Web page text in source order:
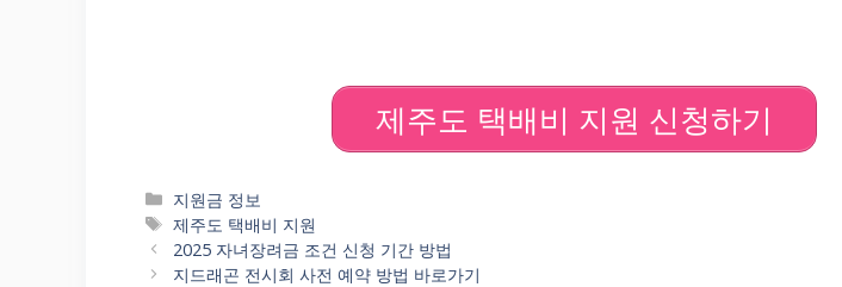
제주도 택배비 지원 신청하기
Categories
지원금 정보
Tags
제주도 택배비 지원
2025 자녀장려금 조건 신청 기간 방법
지드래곤 전시회 사전 예약 방법 바로가기